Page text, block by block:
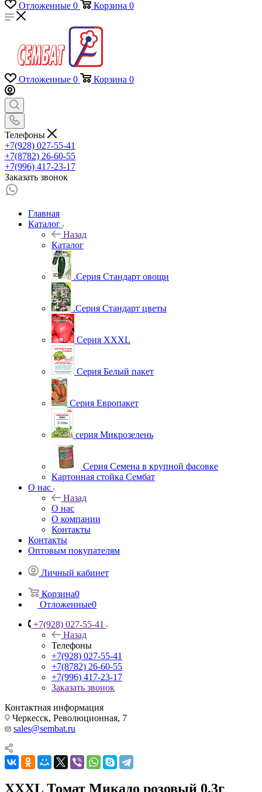
Отложенные 0 Корзина 0
Отложенные 0 Корзина 0
Телефоны
+7(928) 027-55-41
+7(8782) 26-60-55
+7(996) 417-23-17
Заказать звонок
Главная
Каталог
Назад
Каталог
.Серия Стандарт овощи
.Серия Стандарт цветы
Серия XXXL
Серия Белый пакет
Серия Европакет
серия Микрозелень
Серия Семена в крупной фасовке
Картонная стойка Сембат
О нас
Назад
О нас
О компании
Контакты
Контакты
Оптовым покупателям
Личный кабинет
Корзина0
Отложенные0
+7(928) 027-55-41
Назад
Телефоны
+7(928) 027-55-41
+7(8782) 26-60-55
+7(996) 417-23-17
Заказать звонок
Контактная информация
Черкесск, Революционная, 7
sales@sembat.ru
ХХХL Томат Микадо розовый 0,3г